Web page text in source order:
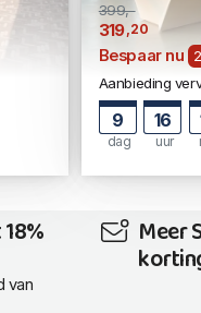
399,-
319 ,20
Bespaar nu
Aanbieding
9
dag
16
uur
van
Meer